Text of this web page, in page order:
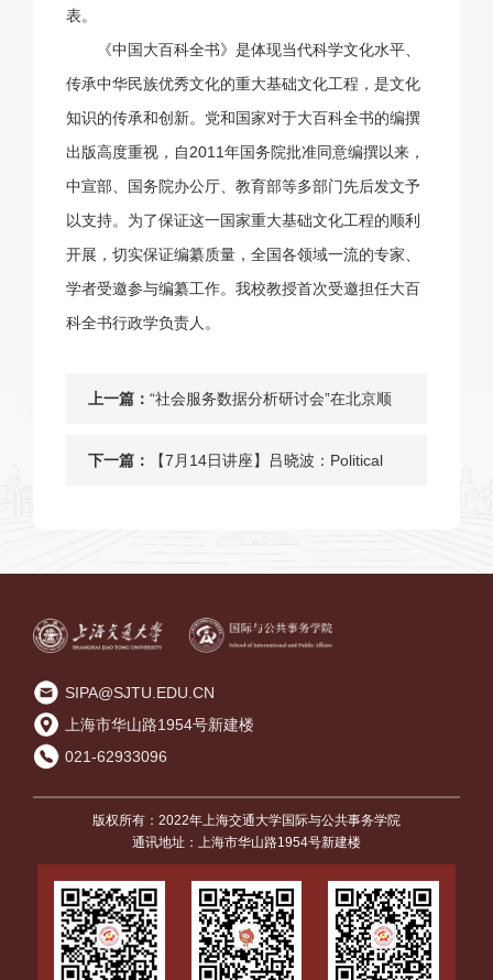
表。
《中国大百科全书》是体现当代科学文化水平、
传承中华民族优秀文化的重大基础文化工程，是文化
知识的传承和创新。党和国家对于大百科全书的编撰
出版高度重视，自2011年国务院批准同意编撰以来，
中宣部、国务院办公厅、教育部等多部门先后发文予
以支持。为了保证这一国家重大基础文化工程的顺利
开展，切实保证编纂质量，全国各领域一流的专家、
学者受邀参与编纂工作。我校教授首次受邀担任大百
科全书行政学负责人。
上一篇： “社会服务数据分析研讨会”在北京顺
利召开
下一篇： 【7月14日讲座】吕晓波：Political
SIPA@SJTU.EDU.CN
上海市华山路1954号新建楼
021-62933096
版权所有：2022年上海交通大学国际与公共事务学院
通讯地址：上海市华山路1954号新建楼